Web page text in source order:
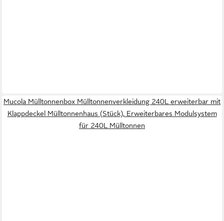
Mucola Mülltonnenbox Mülltonnenverkleidung 240L erweiterbar mit
Klappdeckel Mülltonnenhaus (Stück), Erweiterbares Modulsystem
für 240L Mülltonnen